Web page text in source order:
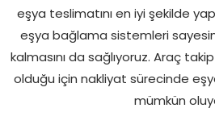
eşya teslimatını en iyi şekilde
eşya bağlama sistemleri
kalmasını da sağlıyoruz. Araç
olduğu için nakliyat sürecinde
mümkün